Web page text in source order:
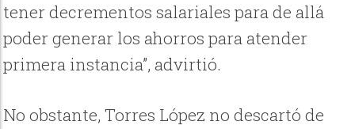
tener decrementos salariales para de allá
poder generar los ahorros para atender
primera instancia”, advirtió.
No obstante, Torres López no descartó de